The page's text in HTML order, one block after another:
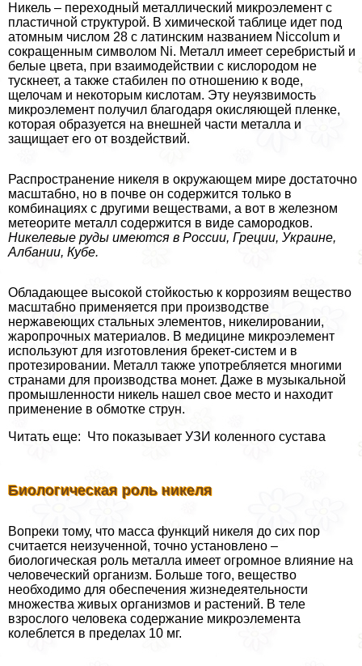
Никель – переходный металлический микроэлемент с
пластичной структурой. В химической таблице идет под
атомным числом 28 с латинским названием Niccolum и
сокращенным символом Ni. Металл имеет серебристый и
белые цвета, при взаимодействии с кислородом не
тускнеет, а также стабилен по отношению к воде,
щелочам и некоторым кислотам. Эту неуязвимость
микроэлемент получил благодаря окисляющей пленке,
которая образуется на внешней части металла и
защищает его от воздействий.
Распространение никеля в окружающем мире достаточно
масштабно, но в почве он содержится только в
комбинациях с другими веществами, а вот в железном
метеорите металл содержится в виде самородков.
Никелевые руды имеются в России, Греции, Украине,
Албании, Кубе.
Обладающее высокой стойкостью к коррозиям вещество
масштабно применяется при производстве
нержавеющих стальных элементов, никелировании,
жаропрочных материалов. В медицине микроэлемент
используют для изготовления брекет-систем и в
протезировании. Металл также употрeбляется многими
странами для производства монет. Даже в музыкальной
промышленности никель нашел свое место и находит
применение в обмотке струн.
Читать еще: Что показывает УЗИ коленного сустава
Биологическая роль никеля
Вопреки тому, что масса функций никеля до сих пор
считается неизученной, точно установлено –
биологическая роль металла имеет огромное влияние на
человеческий организм. Больше того, вещество
необходимо для обеспечения жизнедеятельности
множества живых организмов и растений. В теле
взрослого человека содержание микроэлемента
колeблется в пределах 10 мг.